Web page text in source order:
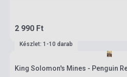
2 990 Ft
Készlet: 1-10 darab
King Solomon's Mines - Penguin